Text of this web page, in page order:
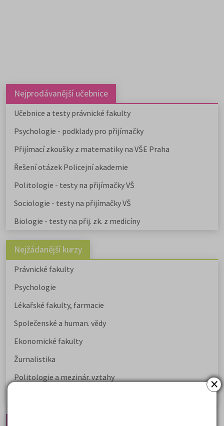
×
Nejprodávanější učebnice
Učebnice a testy právnické fakulty
Psychologie - podklady pro přijímačky
Přijímací zkoušky z matematiky na VŠE Praha
Řešení otázek Policejní akademie
Politologie - testy na přijímačky VŠ
Sociologie - testy na přijímačky VŠ
Biologie - testy na přij. zk. z medicíny
Nejžádanější kurzy
Právnické fakulty
Psychologie
Lékařské fakulty, farmacie
Společenské a human. vědy
Ekonomické fakulty
Žurnalistika
Politologie a mezinár. vztahy